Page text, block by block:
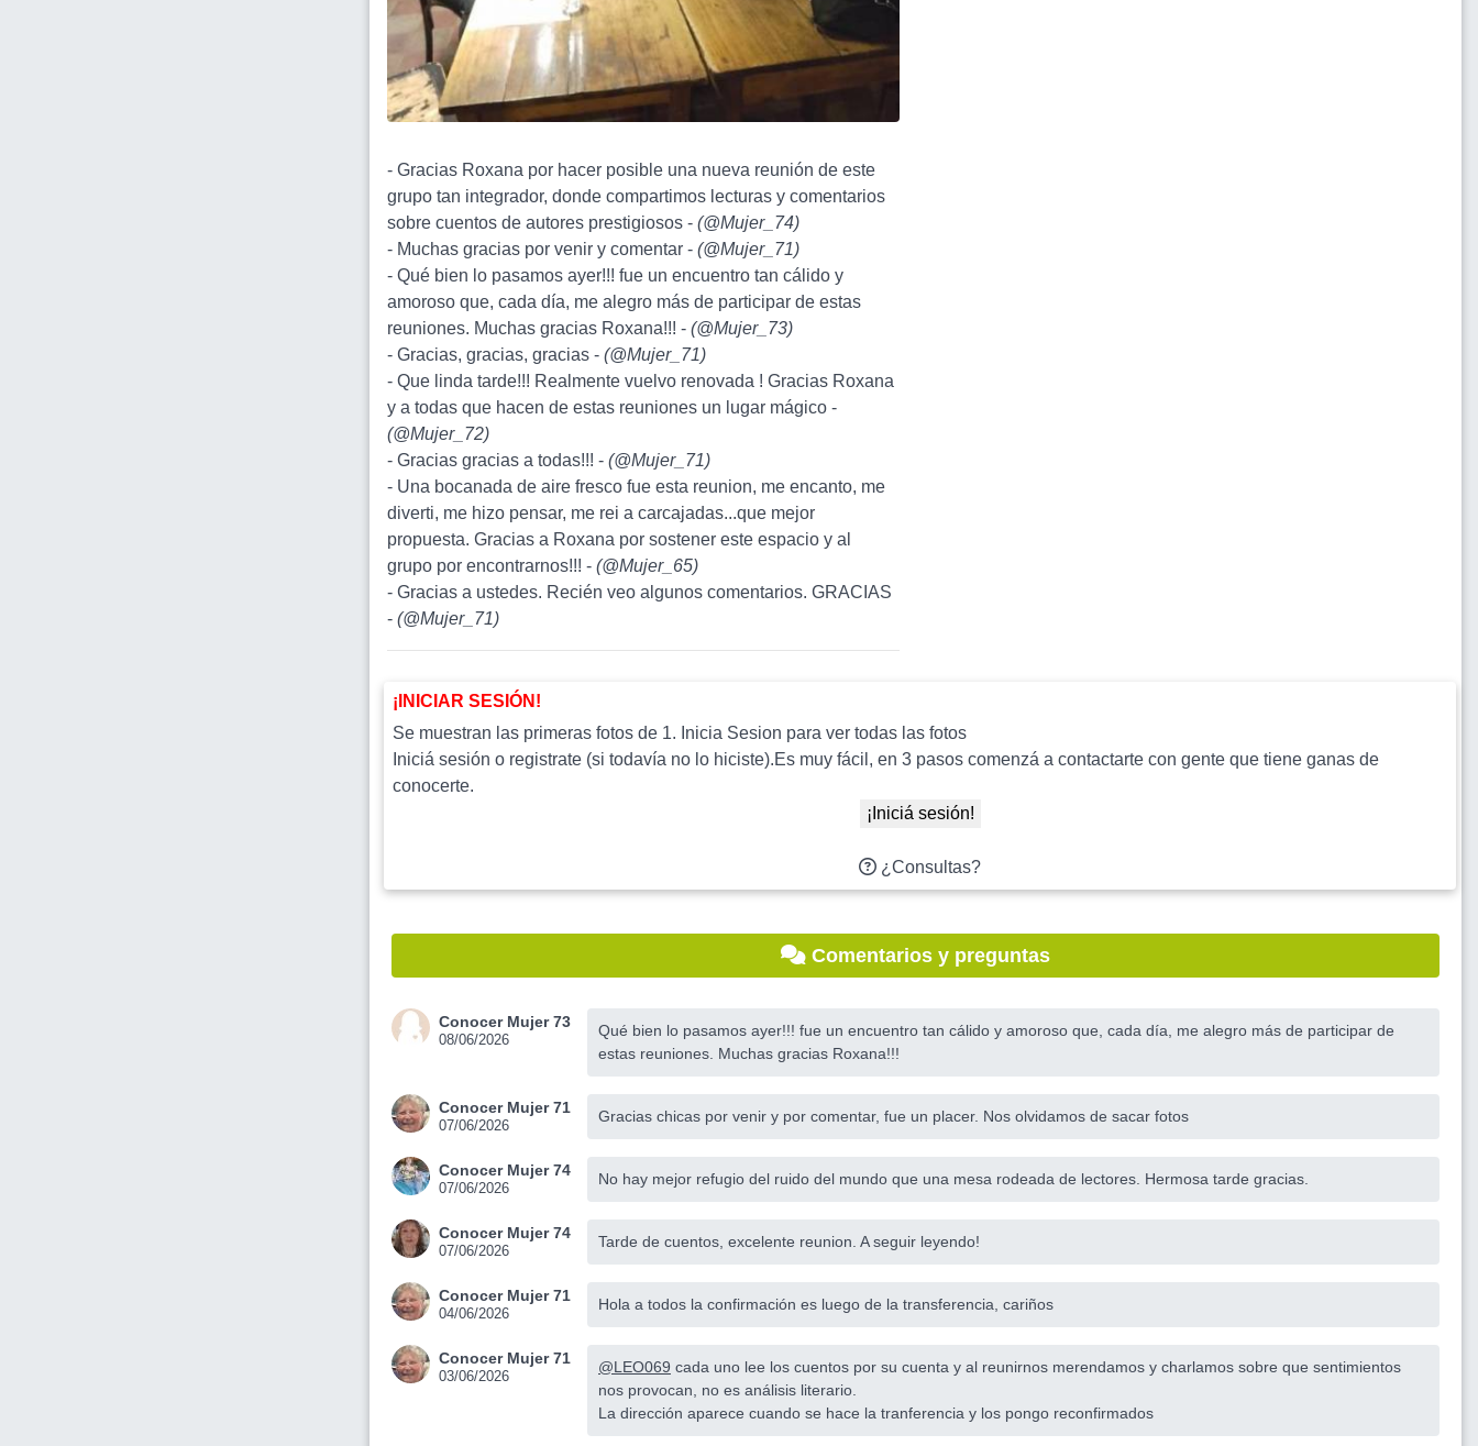
- Gracias Roxana por hacer posible una nueva reunión de este
grupo tan integrador, donde compartimos lecturas y comentarios
sobre cuentos de autores prestigiosos - (@Mujer_74)
- Muchas gracias por venir y comentar - (@Mujer_71)
- Qué bien lo pasamos ayer!!! fue un encuentro tan cálido y
amoroso que, cada día, me alegro más de participar de estas
reuniones. Muchas gracias Roxana!!! - (@Mujer_73)
- Gracias, gracias, gracias - (@Mujer_71)
- Que linda tarde!!! Realmente vuelvo renovada ! Gracias Roxana
y a todas que hacen de estas reuniones un lugar mágico -
(@Mujer_72)
- Gracias gracias a todas!!! - (@Mujer_71)
- Una bocanada de aire fresco fue esta reunion, me encanto, me
diverti, me hizo pensar, me rei a carcajadas...que mejor
propuesta. Gracias a Roxana por sostener este espacio y al
grupo por encontrarnos!!! - (@Mujer_65)
- Gracias a ustedes. Recién veo algunos comentarios. GRACIAS
- (@Mujer_71)
¡INICIAR SESIÓN!
Se muestran las primeras fotos de 1. Inicia Sesion para ver todas las fotos
Iniciá sesión o registrate (si todavía no lo hiciste).Es muy fácil, en 3 pasos comenzá a contactarte con gente que tiene ganas de
conocerte.
¡Iniciá sesión!
¿Consultas?
Comentarios y preguntas
Conocer Mujer 73
08/06/2026
Qué bien lo pasamos ayer!!! fue un encuentro tan cálido y amoroso que, cada día, me alegro más de participar de
estas reuniones. Muchas gracias Roxana!!!
Conocer Mujer 71
07/06/2026
Gracias chicas por venir y por comentar, fue un placer. Nos olvidamos de sacar fotos
Conocer Mujer 74
07/06/2026
No hay mejor refugio del ruido del mundo que una mesa rodeada de lectores. Hermosa tarde gracias.
Conocer Mujer 74
07/06/2026
Tarde de cuentos, excelente reunion. A seguir leyendo!
Conocer Mujer 71
04/06/2026
Hola a todos la confirmación es luego de la transferencia, cariños
Conocer Mujer 71
03/06/2026
@LEO069 cada uno lee los cuentos por su cuenta y al reunirnos merendamos y charlamos sobre que sentimientos
nos provocan, no es análisis literario.
La dirección aparece cuando se hace la tranferencia y los pongo reconfirmados